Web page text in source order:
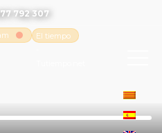
792 307
El tiempo